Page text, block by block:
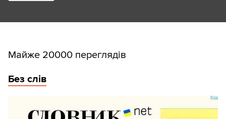
Майже 20000 переглядів
Без слів